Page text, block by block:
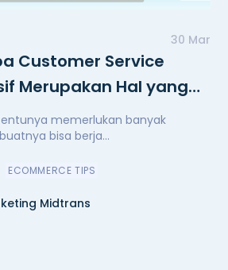
30 Mar
Customer Service
Merupakan Hal yang
memerlukan banyak
bisa berja...
ECOMMERCE TIPS
Midtrans